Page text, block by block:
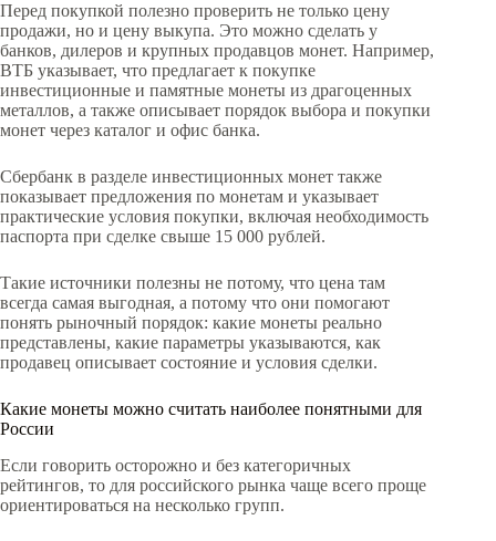
Перед покупкой полезно проверить не только цену
продажи, но и цену выкупа. Это можно сделать у
банков, дилеров и крупных продавцов монет. Например,
ВТБ указывает, что предлагает к покупке
инвестиционные и памятные монеты из драгоценных
металлов, а также описывает порядок выбора и покупки
монет через каталог и офис банка.
Сбербанк в разделе инвестиционных монет также
показывает предложения по монетам и указывает
практические условия покупки, включая необходимость
паспорта при сделке свыше 15 000 рублей.
Такие источники полезны не потому, что цена там
всегда самая выгодная, а потому что они помогают
понять рыночный порядок: какие монеты реально
представлены, какие параметры указываются, как
продавец описывает состояние и условия сделки.
Какие монеты можно считать наиболее понятными для
России
Если говорить осторожно и без категоричных
рейтингов, то для российского рынка чаще всего проще
ориентироваться на несколько групп.